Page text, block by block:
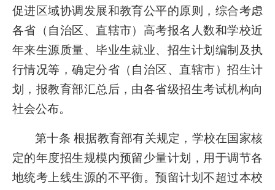
促进区域协调发展和教育公平的原则，综合考虑
各省（自治区、直辖市）高考报名人数和学校近
年来生源质量、毕业生就业、招生计划编制及执
行情况等，确定分省（自治区、直辖市）招生计
划，报教育部汇总后，由各省级招生考试机构向
社会公布。
第十条 根据教育部有关规定，学校在国家核
定的年度招生规模内预留少量计划，用于调节各
地统考上线生源的不平衡。预留计划不超过本校